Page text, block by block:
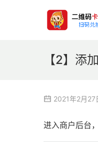
【2】添
2021年2月27
进入商户后台